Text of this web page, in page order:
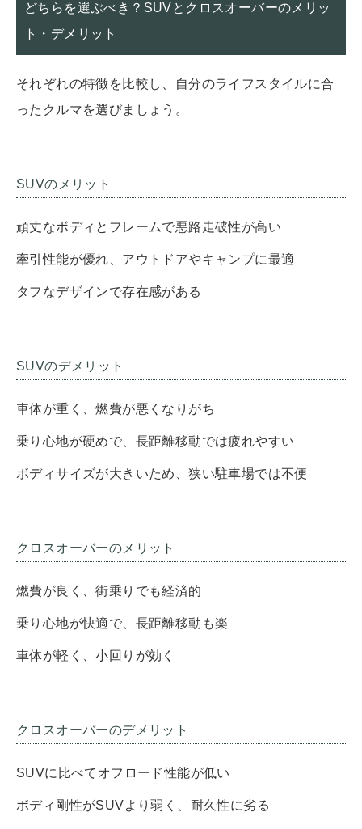
どちらを選ぶべき？SUVとクロスオーバーのメリッ
ト・デメリット
それぞれの特徴を比較し、自分のライフスタイルに合
ったクルマを選びましょう。
SUVのメリット
頑丈なボディとフレームで悪路走破性が高い
牽引性能が優れ、アウトドアやキャンプに最適
タフなデザインで存在感がある
SUVのデメリット
車体が重く、燃費が悪くなりがち
乗り心地が硬めで、長距離移動では疲れやすい
ボディサイズが大きいため、狭い駐車場では不便
クロスオーバーのメリット
燃費が良く、街乗りでも経済的
乗り心地が快適で、長距離移動も楽
車体が軽く、小回りが効く
クロスオーバーのデメリット
SUVに比べてオフロード性能が低い
ボディ剛性がSUVより弱く、耐久性に劣る